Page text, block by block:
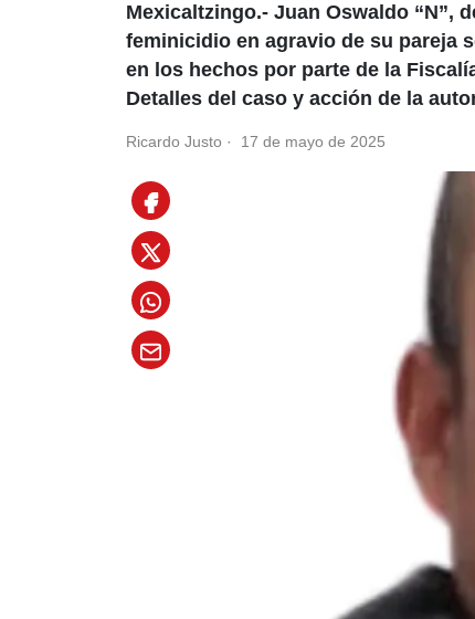
Mexicaltzingo.- Juan Oswaldo “N”,
feminicidio en agravio de su pareja
en los hechos por parte de la
Detalles del caso y acción de la
Ricardo Justo · 17 de mayo de 2025